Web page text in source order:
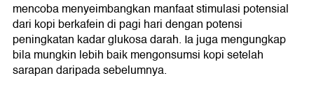
mencoba menyeimbangkan manfaat stimulasi potensial
dari kopi berkafein di pagi hari dengan potensi
peningkatan kadar glukosa darah. Ia juga mengungkap
bila mungkin lebih baik mengonsumsi kopi setelah
sarapan daripada sebelumnya.